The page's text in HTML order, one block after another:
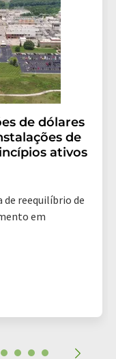
de dólares
de
ativos
reequilíbrio de
em